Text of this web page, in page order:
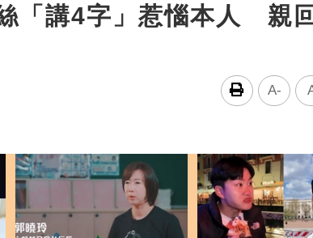
「講4字」惹惱本人 親
A-